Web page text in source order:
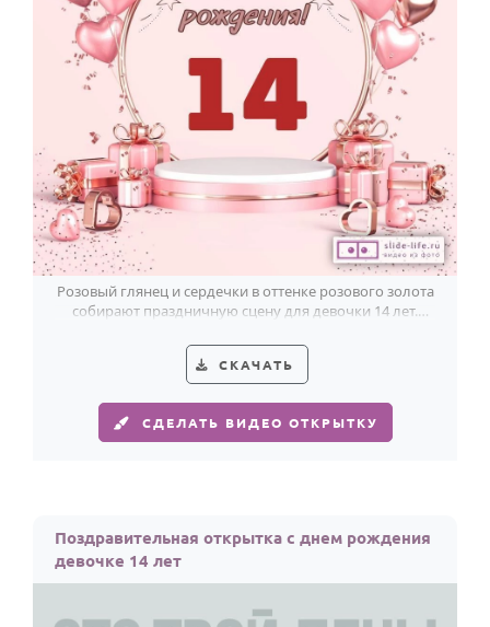
Розовый глянец и сердечки в оттенке розового золота
собирают праздничную сцену для девочки 14 лет.
СКАЧАТЬ
СДЕЛАТЬ ВИДЕО ОТКРЫТКУ
Поздравительная открытка с днем рождения
девочке 14 лет